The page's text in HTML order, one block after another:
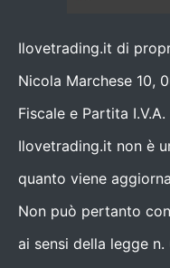
Ilovetrading.it di
Nicola Marchese 10,
Fiscale e Partita
Ilovetrading.it non è
quanto viene
Non può pertanto
ai sensi della legge